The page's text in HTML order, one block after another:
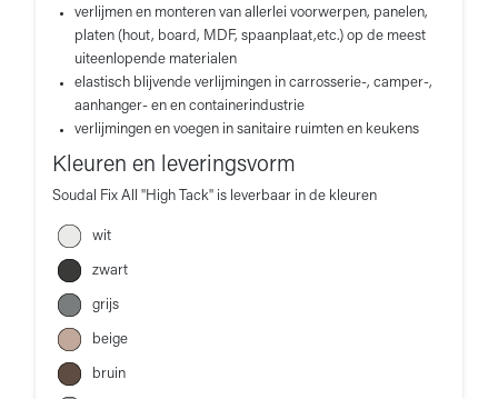
verlijmen en monteren van allerlei voorwerpen, panelen,
platen (hout, board, MDF, spaanplaat,etc.) op de meest
uiteenlopende materialen
elastisch blijvende verlijmingen in carrosserie-, camper-,
aanhanger- en en containerindustrie
verlijmingen en voegen in sanitaire ruimten en keukens
Kleuren en leveringsvorm
Soudal Fix All "High Tack" is leverbaar in de kleuren
wit
zwart
grijs
beige
bruin